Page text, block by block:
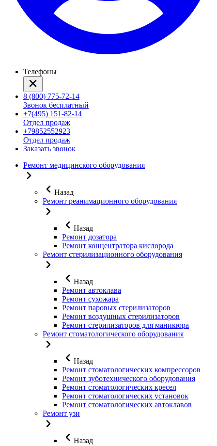
Телефоны
8 (800) 775-72-14
Звонок бесплатный
+7(495) 151-82-14
Отдел продаж
+79852552923
Отдел продаж
Заказать звонок
Ремонт медицинского оборудования
Назад
Ремонт реанимационного оборудования
Назад
Ремонт дозатора
Ремонт концентратора кислорода
Ремонт стерилизационного оборудования
Назад
Ремонт автоклава
Ремонт сухожара
Ремонт паровых стерилизаторов
Ремонт воздушных стерилизаторов
Ремонт стерилизаторов для маникюра
Ремонт стоматологического оборудования
Назад
Ремонт стоматологических компрессоров
Ремонт зуботехнического оборудования
Ремонт стоматологических кресел
Ремонт стоматологических установок
Ремонт стоматологических автоклавов
Ремонт узи
Назад